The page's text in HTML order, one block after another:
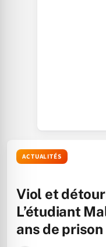
ACTUALITÉS
Viol et
L’étudiant
ans de prison